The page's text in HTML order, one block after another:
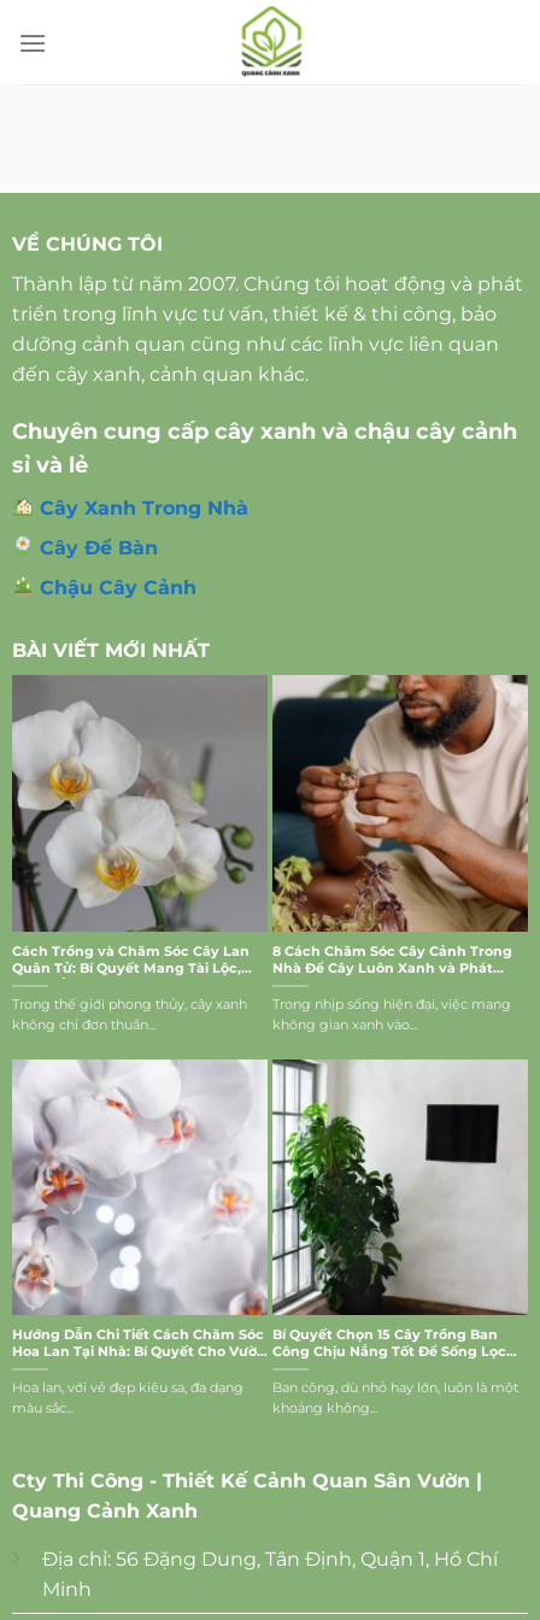
đến
VỀ CHÚNG TÔI
Thành lập từ năm 2007. Chúng tôi hoạt động và phát
triển trong lĩnh vực tư vấn, thiết kế & thi công, bảo
dưỡng cảnh quan cũng như các lĩnh vực liên quan
đến cây xanh, cảnh quan khác.
Chuyên cung cấp cây xanh và chậu cây cảnh
sỉ và lẻ
Cây Xanh Trong Nhà
Cây Để Bàn
Chậu Cây Cảnh
BÀI VIẾT MỚI NHẤT
Cách Trồng và Chăm Sóc Cây Lan
Quân Tử: Bí Quyết Mang Tài Lộc,
May Mắn Vào Nhà
Trong thế giới phong thủy, cây xanh
không chỉ đơn thuần...
8 Cách Chăm Sóc Cây Cảnh Trong
Nhà Để Cây Luôn Xanh và Phát
Triển Tốt
Trong nhịp sống hiện đại, việc mang
không gian xanh vào...
Hướng Dẫn Chi Tiết Cách Chăm Sóc
Hoa Lan Tại Nhà: Bí Quyết Cho Vườn
Lan Rực Rỡ
Hoa lan, với vẻ đẹp kiêu sa, đa dạng
màu sắc...
Bí Quyết Chọn 15 Cây Trồng Ban
Công Chịu Nắng Tốt Để Sống Lọc
Bụi, Mang Vượng Khí Vào Nhà
Ban công, dù nhỏ hay lớn, luôn là một
khoảng không...
Cty Thi Công - Thiết Kế Cảnh Quan Sân Vườn |
Quang Cảnh Xanh
Địa chỉ: 56 Đặng Dung, Tân Định, Quận 1, Hồ Chí
Minh